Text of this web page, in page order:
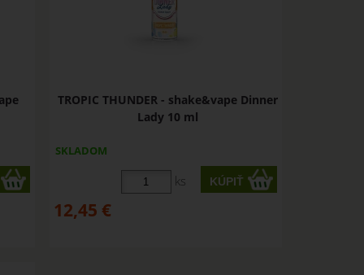
TROPIC THUNDER - shake&vape Dinner
Lady 10 ml
SKLADOM
ks
12,45 €